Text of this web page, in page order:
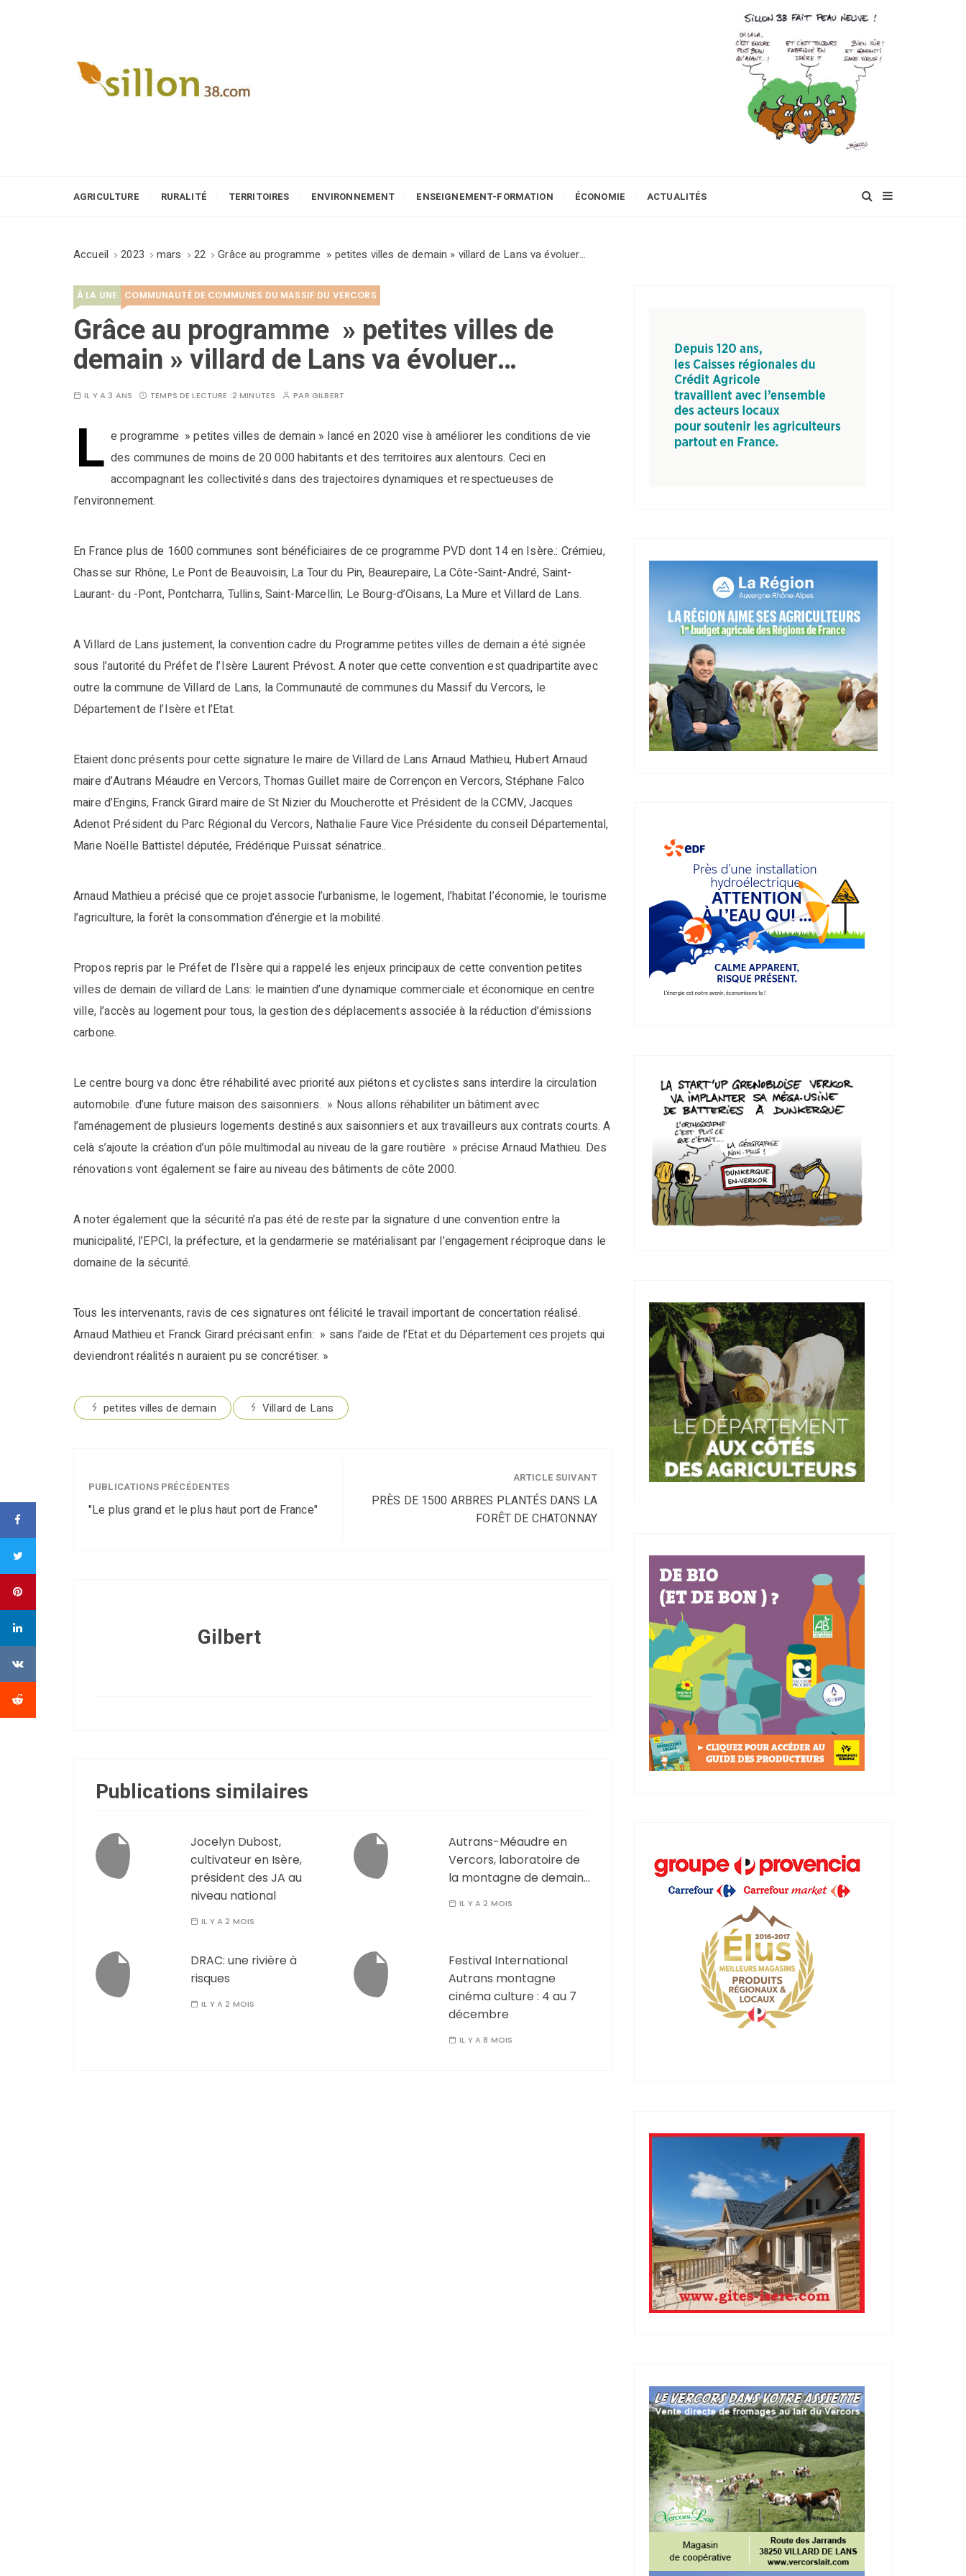
AGRICULTURE RURALITÉ TERRITOIRES ENVIRONNEMENT ENSEIGNEMENT-FORMATION ÉCONOMIE ACTUALITÉS
Accueil 2023 mars 22 Grâce au programme » petites villes de demain » villard de Lans va évoluer…
À LA UNE COMMUNAUTÉ DE COMMUNES DU MASSIF DU VERCORS
Grâce au programme » petites villes de
demain » villard de Lans va évoluer…
IL Y A 3 ANS TEMPS DE LECTURE :2 MINUTES PAR GILBERT
L e programme » petites villes de demain » lancé en 2020 vise à améliorer les conditions de vie
des communes de moins de 20 000 habitants et des territoires aux alentours. Ceci en
accompagnant les collectivités dans des trajectoires dynamiques et respectueuses de
l’environnement.
En France plus de 1600 communes sont bénéficiaires de ce programme PVD dont 14 en Isère.: Crémieu,
Chasse sur Rhône, Le Pont de Beauvoisin, La Tour du Pin, Beaurepaire, La Côte-Saint-André, Saint-
Laurant- du -Pont, Pontcharra, Tullins, Saint-Marcellin; Le Bourg-d’Oisans, La Mure et Villard de Lans.
A Villard de Lans justement, la convention cadre du Programme petites villes de demain a été signée
sous l’autorité du Préfet de l’Isère Laurent Prévost. A noter que cette convention est quadripartite avec
outre la commune de Villard de Lans, la Communauté de communes du Massif du Vercors, le
Département de l’Isère et l’Etat.
Etaient donc présents pour cette signature le maire de Villard de Lans Arnaud Mathieu, Hubert Arnaud
maire d’Autrans Méaudre en Vercors, Thomas Guillet maire de Corrençon en Vercors, Stéphane Falco
maire d’Engins, Franck Girard maire de St Nizier du Moucherotte et Président de la CCMV, Jacques
Adenot Président du Parc Régional du Vercors, Nathalie Faure Vice Présidente du conseil Départemental,
Marie Noëlle Battistel députée, Frédérique Puissat sénatrice..
Arnaud Mathieu a précisé que ce projet associe l’urbanisme, le logement, l’habitat l’économie, le tourisme
l’agriculture, la forêt la consommation d’énergie et la mobilité.
Propos repris par le Préfet de l’Isère qui a rappelé les enjeux principaux de cette convention petites
villes de demain de villard de Lans: le maintien d’une dynamique commerciale et économique en centre
ville, l’accès au logement pour tous, la gestion des déplacements associée à la réduction d’émissions
carbone.
Le centre bourg va donc être réhabilité avec priorité aux piétons et cyclistes sans interdire la circulation
automobile. d’une future maison des saisonniers. » Nous allons réhabiliter un bâtiment avec
l’aménagement de plusieurs logements destinés aux saisonniers et aux travailleurs aux contrats courts. A
celà s’ajoute la création d’un pôle multimodal au niveau de la gare routière » précise Arnaud Mathieu. Des
rénovations vont également se faire au niveau des bâtiments de côte 2000.
A noter également que la sécurité n’a pas été de reste par la signature d une convention entre la
municipalité, l’EPCI, la préfecture, et la gendarmerie se matérialisant par l’engagement réciproque dans le
domaine de la sécurité.
Tous les intervenants, ravis de ces signatures ont félicité le travail important de concertation réalisé.
Arnaud Mathieu et Franck Girard précisant enfin: » sans l’aide de l’Etat et du Département ces projets qui
deviendront réalités n auraient pu se concrétiser. »
petites villes de demain Villard de Lans
PUBLICATIONS PRÉCÉDENTES
"Le plus grand et le plus haut port de France"
ARTICLE SUIVANT
PRÈS DE 1500 ARBRES PLANTÉS DANS LA
FORÊT DE CHATONNAY
Gilbert
Publications similaires
Jocelyn Dubost,
cultivateur en Isère,
président des JA au
niveau national
IL Y A 2 MOIS
Autrans-Méaudre en
Vercors, laboratoire de
la montagne de demain…
IL Y A 2 MOIS
DRAC: une rivière à
risques
IL Y A 2 MOIS
Festival International
Autrans montagne
cinéma culture : 4 au 7
décembre
IL Y A 8 MOIS